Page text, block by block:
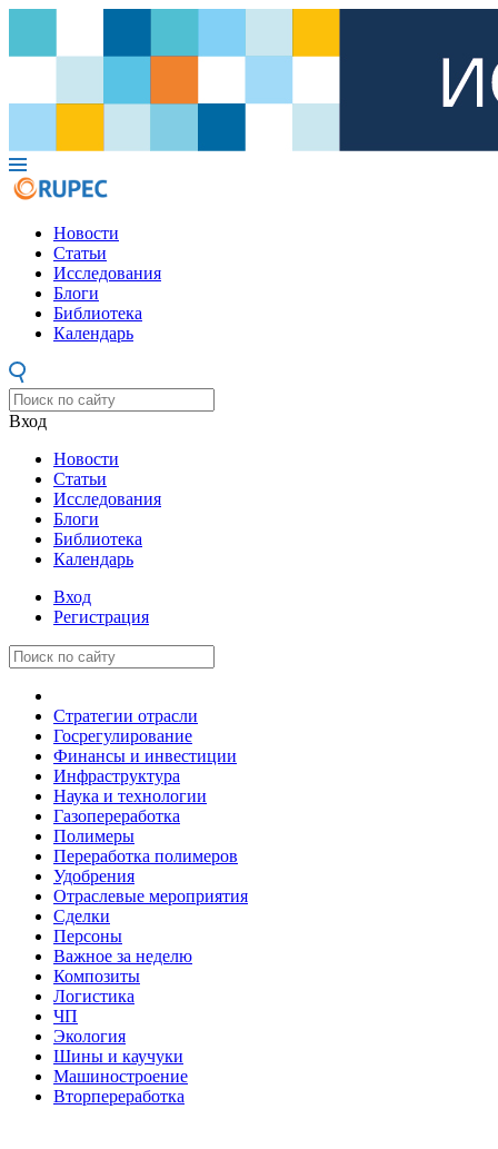
Новости
Статьи
Исследования
Блоги
Библиотека
Календарь
Вход
Новости
Статьи
Исследования
Блоги
Библиотека
Календарь
Вход
Регистрация
Стратегии отрасли
Госрегулирование
Финансы и инвестиции
Инфраструктура
Наука и технологии
Газопереработка
Полимеры
Переработка полимеров
Удобрения
Отраслевые мероприятия
Сделки
Персоны
Важное за неделю
Композиты
Логистика
ЧП
Экология
Шины и каучуки
Машиностроение
Вторпереработка